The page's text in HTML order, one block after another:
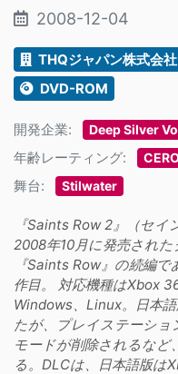
2008-12-04
THQジャパン株式会社
DVD-ROM
開発企業: Deep Silver
年齢レーティング:
舞台: Stilwater
『Saints Row 2』（セ
2008年10月に発売された
『Saints Row』の続編
作目。 対応機種はXbox
Windows、Linux。日本
たが、プレイステーショ
モードが削除されるなど
る。DLCは、日本語版は